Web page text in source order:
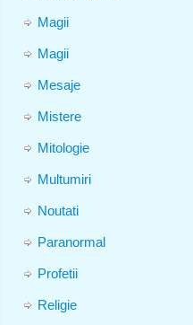
Magii
Magii
Mesaje
Mistere
Mitologie
Multumiri
Noutati
Paranormal
Profetii
Religie